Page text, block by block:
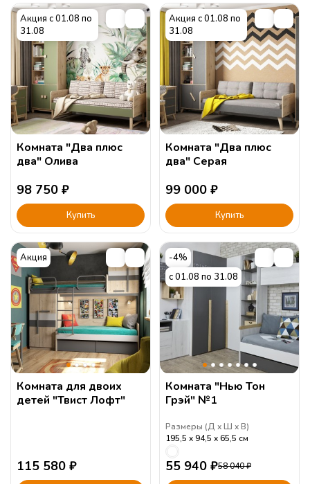
Акция с 01.08 по
31.08
Комната "Два плюс
два" Олива
98 750 ₽
Купить
Акция с 01.08 по
31.08
Комната "Два плюс
два" Серая
99 000 ₽
Купить
Акция
Комната для двоих
детей "Твист Лофт"
115 580 ₽
-4%
с 01.08 по 31.08
Комната "Нью Тон
Грэй" №1
Размеры (Д Ш В)
195,5
94,5 65,5 см
55 940 ₽58 040₽